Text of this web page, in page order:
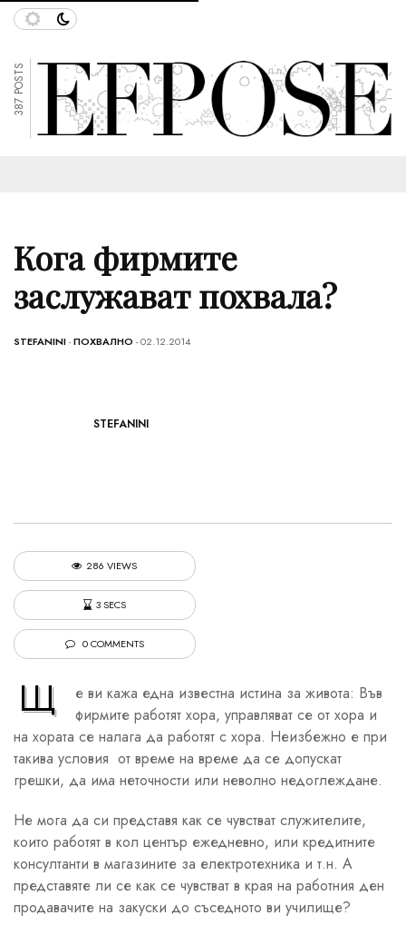
387 POSTS
Кога фирмите
заслужават похвала?
STEFANINI-ПОХВАЛНО - 02.12.2014
STEFANINI
286 VIEWS
3 SECS
0 COMMENTS
Щ
е ви кажа една известна истина за живота: Във
фирмите работят хора, управляват се от хора и
на хората се налага да работят с хора. Неизбежно е при
такива условия от време на време да се допускат
грешки, да има неточности или неволно недоглеждане.
Не мога да си представя как се чувстват служителите,
които работят в кол център ежедневно, или кредитните
консултанти в магазините за електротехника и т.н. А
представяте ли се как се чувстват в края на работния ден
продавачите на закуски до съседното ви училище?